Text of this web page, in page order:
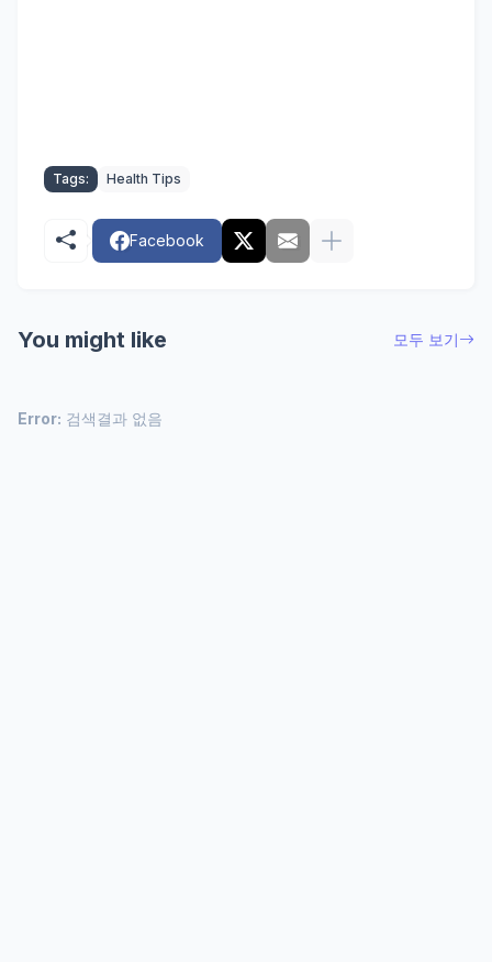
Tags: Health Tips
Facebook
You might like 모두 보기
Error: 검색결과 없음